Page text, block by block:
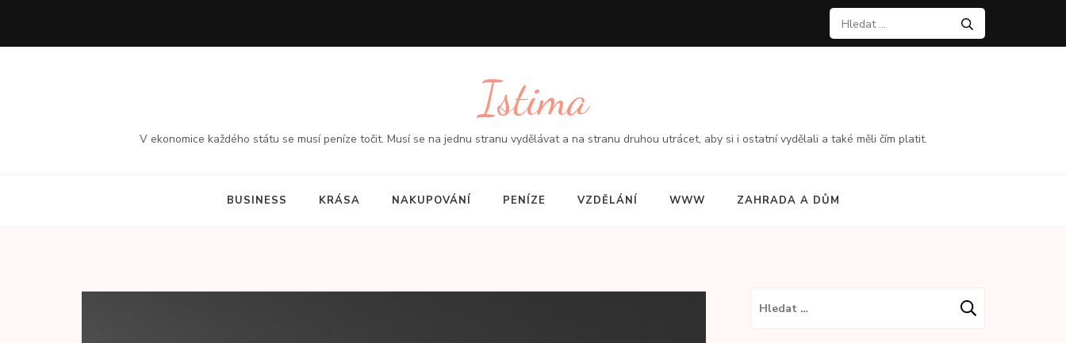
Vyhledávání
Istima
V ekonomice každého státu se musí peníze točit. Musí se na jednu stranu vydělávat a na stranu druhou utrácet, aby si i ostatní vydělali a také měli čím platit.
BUSINESS KRÁSA NAKUPOVÁNÍ PENÍZE VZDĚLÁNÍ WWW ZAHRADA A DŮM
Vyhledávání